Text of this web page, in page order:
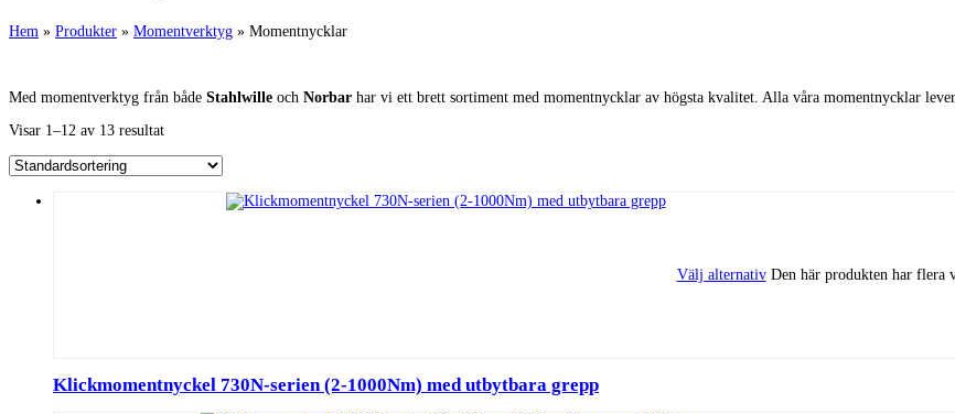
Hem » Produkter » Momentverktyg » Momentnycklar
Med momentverktyg från både Stahlwille och Norbar har vi ett brett sortiment med momentnycklar av högsta kvalitet. Alla våra momentnycklar
Visar 1–12 av 13 resultat
Välj alternativ Den här produkten har flera
Klickmomentnyckel 730N-serien (2-1000Nm) med utbytbara grepp